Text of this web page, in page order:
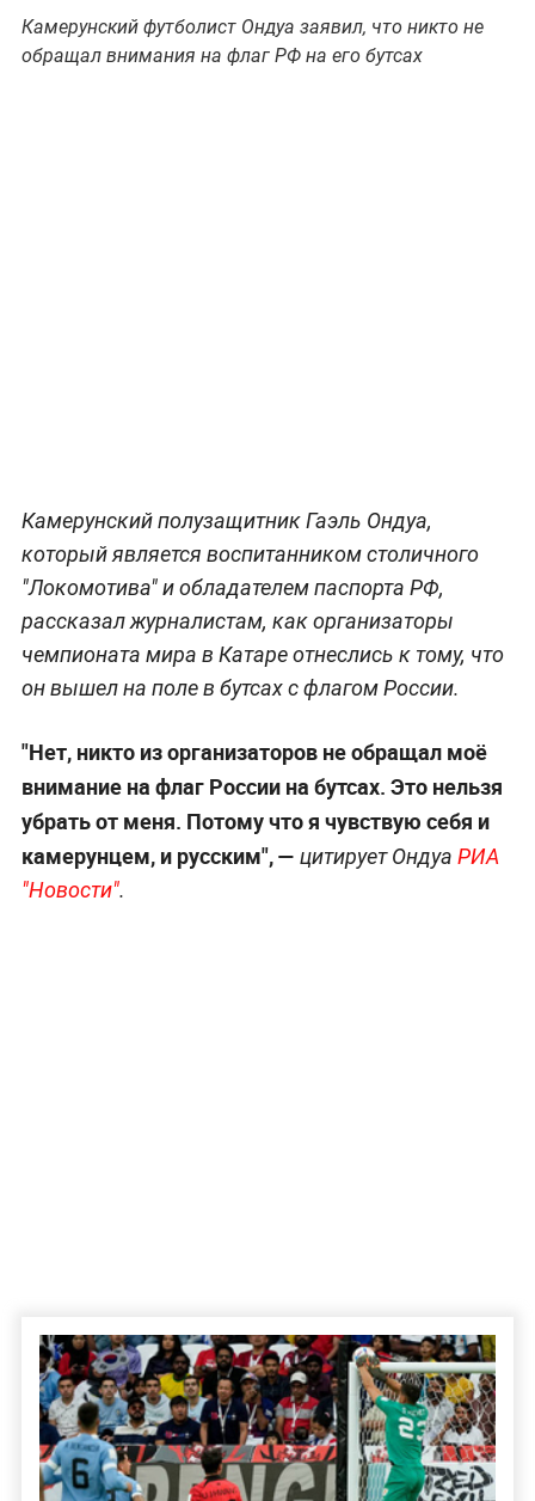
Камерунский футболист Ондуа заявил, что никто не
обращал внимания на флаг РФ на его бутсах
Камерунский полузащитник Гаэль Ондуа,
который является воспитанником столичного
"Локомотива" и обладателем паспорта РФ,
рассказал журналистам, как организаторы
чемпионата мира в Катаре отнеслись к тому, что
он вышел на поле в бутсах с флагом России.
"Нет, никто из организаторов не обращал моё
внимание на флаг России на бутсах. Это нельзя
убрать от меня. Потому что я чувствую себя и
камерунцем, и русским", — цитирует Ондуа РИА
"Новости".